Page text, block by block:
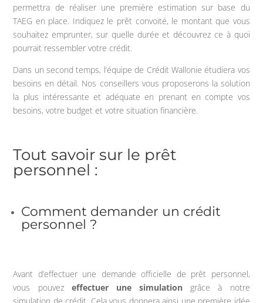
permettra de réaliser une première estimation sur base du
TAEG en place. Indiquez le prêt convoité, le montant que vous
souhaitez emprunter, sur quelle durée et découvrez ce à quoi
pourrait ressembler votre crédit.
Dans un second temps, l’équipe de Crédit Wallonie étudiera vos
besoins en détail. Nos conseillers vous proposerons la solution
la plus intéressante et adéquate en prenant en compte vos
besoins, votre budget et votre situation financière.
Tout savoir sur le prêt
personnel :
Comment demander un crédit
personnel ?
Avant d’effectuer une demande officielle de prêt personnel,
vous pouvez effectuer une simulation grâce à notre